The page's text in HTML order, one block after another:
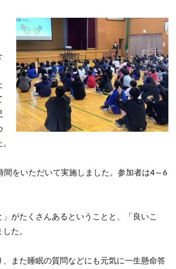
をいただいて実施しました。参加者は4～6
がたくさんあるということと、「良いこ
た。
また睡眠の質問などにも元気に一生懸命答